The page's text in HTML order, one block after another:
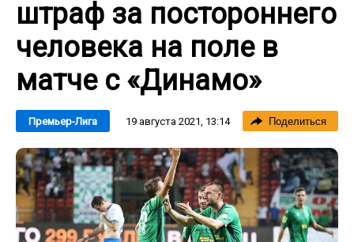
штраф за постороннего
человека на поле в
матче с «Динамо»
Премьер-Лига 19 августа 2021, 13:14 Поделиться